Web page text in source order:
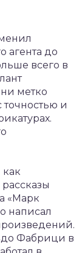
агента до
всего в
метко
и
«Марк
написал
Фабрици в